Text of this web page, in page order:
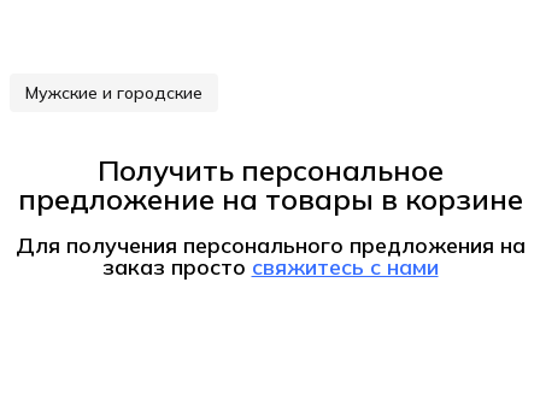
Мужские и городские
Получить персональное
предложение на товары в корзине
Для получения персонального предложения на
заказ просто свяжитесь с нами